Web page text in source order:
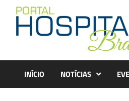
content
INÍCIO NOTÍCIAS